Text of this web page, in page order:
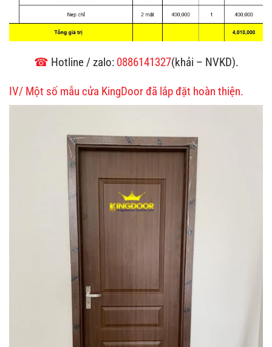
☎ Hotline / zalo: 0886141327(khải – NVKD).
IV/ Một số mẫu cửa KingDoor đã lắp đặt hoàn thiện.